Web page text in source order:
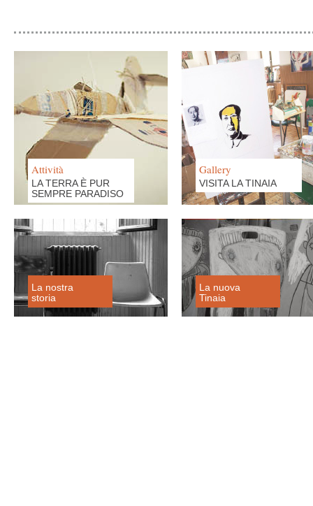
Attività
LA TERRA È PUR
SEMPRE PARADISO
Gallery
VISITA LA TINAIA
La nostra
storia
La nuova
Tinaia